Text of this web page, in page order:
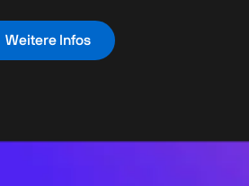
Weitere Infos